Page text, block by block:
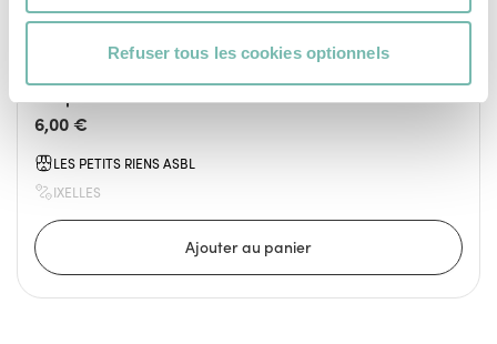
Refuser tous les cookies optionnels
6,00 €
LES PETITS RIENS ASBL
IXELLES